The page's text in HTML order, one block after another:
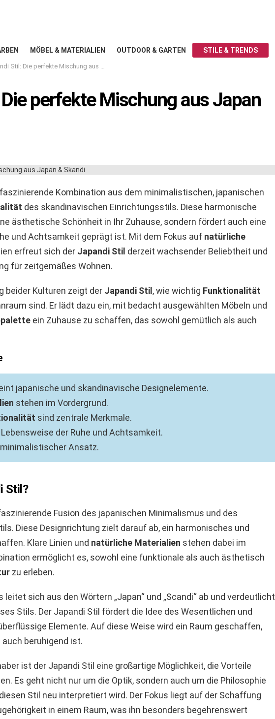
MÖBEL & MATERIALIEN OUTDOOR & GARTEN STILE & TRENDS
Stil: Die perfekte Mischung aus Japan & Skandi
perfekte Mischung aus Japan
Kombination aus dem minimalistischen, japanischen
des skandinavischen Einrichtungsstils. Diese harmonische
ästhetische Schönheit in Ihr Zuhause, sondern fördert auch eine
und Achtsamkeit geprägt ist. Mit dem Fokus auf natürliche
erfreut sich der Japandi Stil derzeit wachsender Beliebtheit und
für zeitgemäßes Wohnen.
beider Kulturen zeigt der Japandi Stil , wie wichtig Funktionalität
sind. Er lädt dazu ein, mit bedacht ausgewählten Möbeln und
ein Zuhause zu schaffen, das sowohl gemütlich als auch
japanische und skandinavische Designelemente.
stehen im Vordergrund.
sind zentrale Merkmale.
der Ruhe und Achtsamkeit.
Ansatz.
Stil?
Fusion des japanischen Minimalismus und des
Diese Designrichtung zielt darauf ab, ein harmonisches und
Klare Linien und natürliche Materialien stehen dabei im
ermöglicht es, sowohl eine funktionale als auch ästhetisch
zu erleben.
sich aus den Wörtern „Japan“ und „Scandi“ ab und verdeutlicht
Stils. Der Japandi Stil fördert die Idee des Wesentlichen und
Elemente. Auf diese Weise wird ein Raum geschaffen,
beruhigend ist.
ist der Japandi Stil eine großartige Möglichkeit, die Vorteile
Es geht nicht nur um die Optik, sondern auch um die Philosophie
Stil neu interpretiert wird. Der Fokus liegt auf der Schaffung
in einem Raum, was ihn besonders begehrenswert